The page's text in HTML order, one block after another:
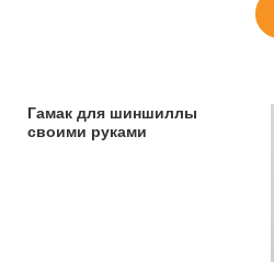
Гамак для шиншиллы
своими руками